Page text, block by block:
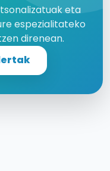
eta
espezialitateko
direnean.